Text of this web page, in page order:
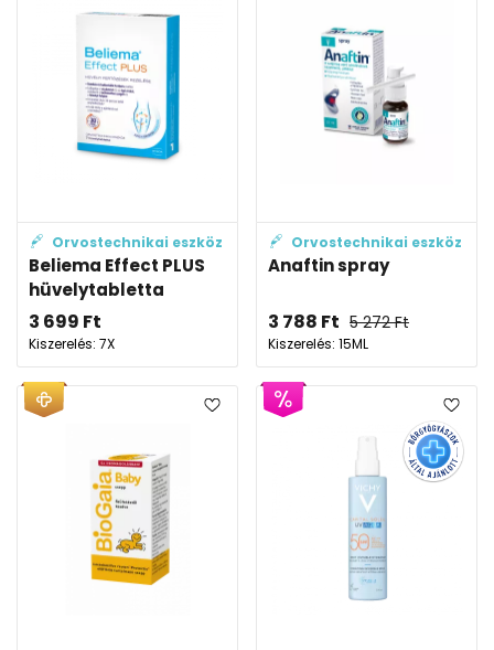
Orvostechnikai eszköz
Beliema Effect PLUS
hüvelytabletta
3 699 Ft
Kiszerelés: 7X
Orvostechnikai eszköz
Anaftin spray
3 788 Ft 5 272Ft
Kiszerelés: 15ML